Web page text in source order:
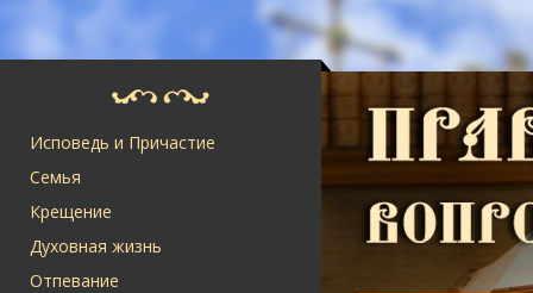
Исповедь и Причастие
Семья
Крещение
Духовная жизнь
Отпевание